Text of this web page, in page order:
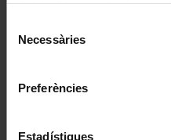
Necessàries
Preferències
Estadístiques
Montserrat
debut als 100